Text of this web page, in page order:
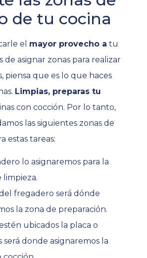
de tu cocina
el mayor provecho a tu
de asignar zonas para realizar
piensa que es lo que haces
Limpias, preparas tu
con cocción. Por lo tanto,
las siguientes zonas de
estas tareas:
lo asignaremos para la
limpieza.
fregadero será dónde
la zona de preparación.
ubicados la placa o
será donde asignaremos la